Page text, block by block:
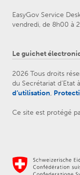
EasyGov Service
vendredi, de 8h00 à
Le guichet
2026 Tous droits
du Secrétariat d’Etat
d’utilisation,
Ce site est protégé